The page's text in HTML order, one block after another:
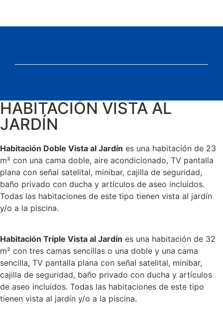
HABITACIÓN VISTA AL
JARDÍN
Habitación Doble Vista al Jardín es una habitación de 23
m² con una cama doble, aire acondicionado, TV pantalla
plana con señal satelital, minibar, cajilla de seguridad,
baño privado con ducha y artículos de aseo incluidos.
Todas las habitaciones de este tipo tienen vista al jardín
y/o a la piscina.
Habitación Triple Vista al Jardín es una habitación de 32
m² con tres camas sencillas o una doble y una cama
sencilla, TV pantalla plana con señal satelital, minibar,
cajilla de seguridad, baño privado con ducha y artículos
de aseo incluidos. Todas las habitaciones de este tipo
tienen vista al jardín y/o a la piscina.